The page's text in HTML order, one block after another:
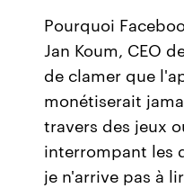
Pourquoi
Jan Koum, CEO
de clamer que
monétiserait
travers des jeux
interrompant les
je n'arrive pas à